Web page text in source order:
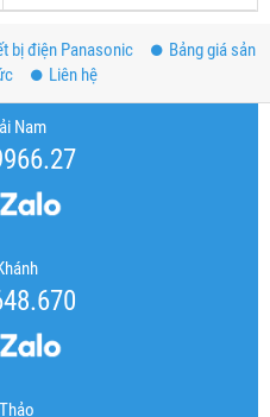
bị điện Panasonic
Bảng giá sản
Liên hệ
Nam